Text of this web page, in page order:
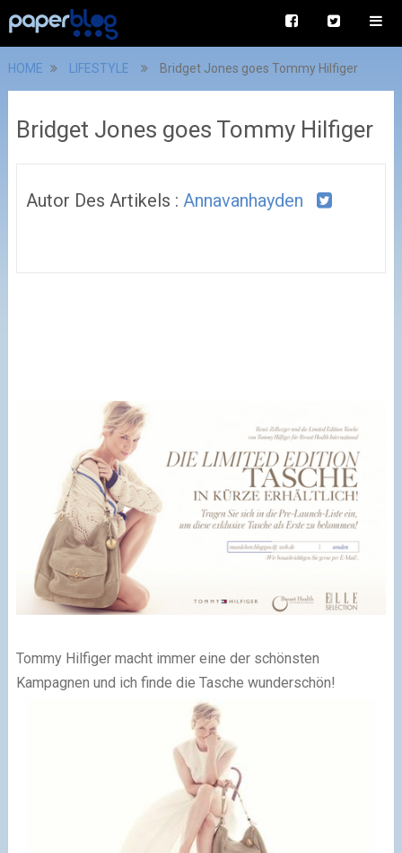
HOME LIFESTYLE Bridget Jones goes Tommy Hilfiger
Bridget Jones goes Tommy Hilfiger
Autor Des Artikels : Annavanhayden
Tommy Hilfiger macht immer eine der schönsten
Kampagnen und ich finde die Tasche wunderschön!